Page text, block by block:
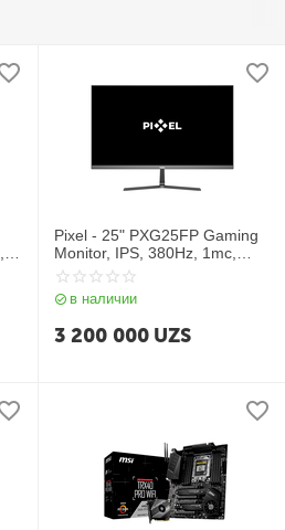
Pixel - 25" PXG25FP Gaming
Monitor, IPS, 380Hz, 1mc,
FHD (1920*1080), HDMI+DP,
Black
в наличии
3 200 000 UZS